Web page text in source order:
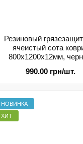
Резиновый
ячеистый сота
800х1200х12мм,
990.00 грн/шт.
НОВИНКА
ХИТ